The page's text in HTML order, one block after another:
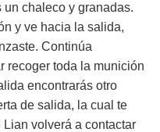
chaleco y granadas.
y ve hacia la salida,
Continúa
recoger toda la munición
encontrarás otro
de salida, la cual te
Lian volverá a contactar